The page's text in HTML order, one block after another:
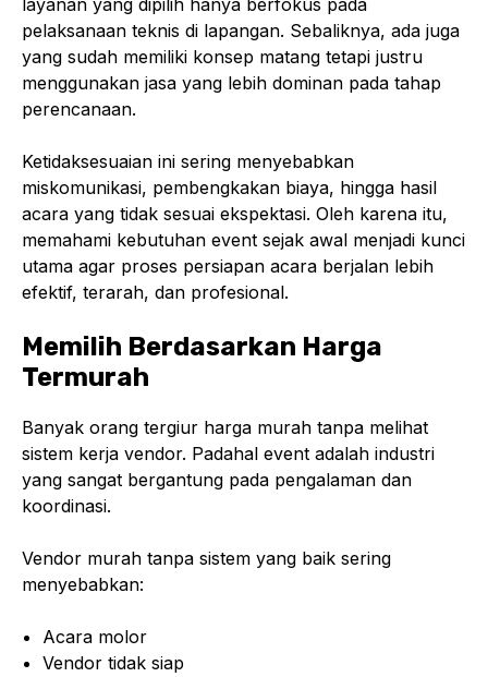
layanan yang dipilih hanya berfokus pada
pelaksanaan teknis di lapangan. Sebaliknya, ada juga
yang sudah memiliki konsep matang tetapi justru
menggunakan jasa yang lebih dominan pada tahap
perencanaan.
Ketidaksesuaian ini sering menyebabkan
miskomunikasi, pembengkakan biaya, hingga hasil
acara yang tidak sesuai ekspektasi. Oleh karena itu,
memahami kebutuhan event sejak awal menjadi kunci
utama agar proses persiapan acara berjalan lebih
efektif, terarah, dan profesional.
Memilih Berdasarkan Harga
Termurah
Banyak orang tergiur harga murah tanpa melihat
sistem kerja vendor. Padahal event adalah industri
yang sangat bergantung pada pengalaman dan
koordinasi.
Vendor murah tanpa sistem yang baik sering
menyebabkan:
Acara molor
Vendor tidak siap